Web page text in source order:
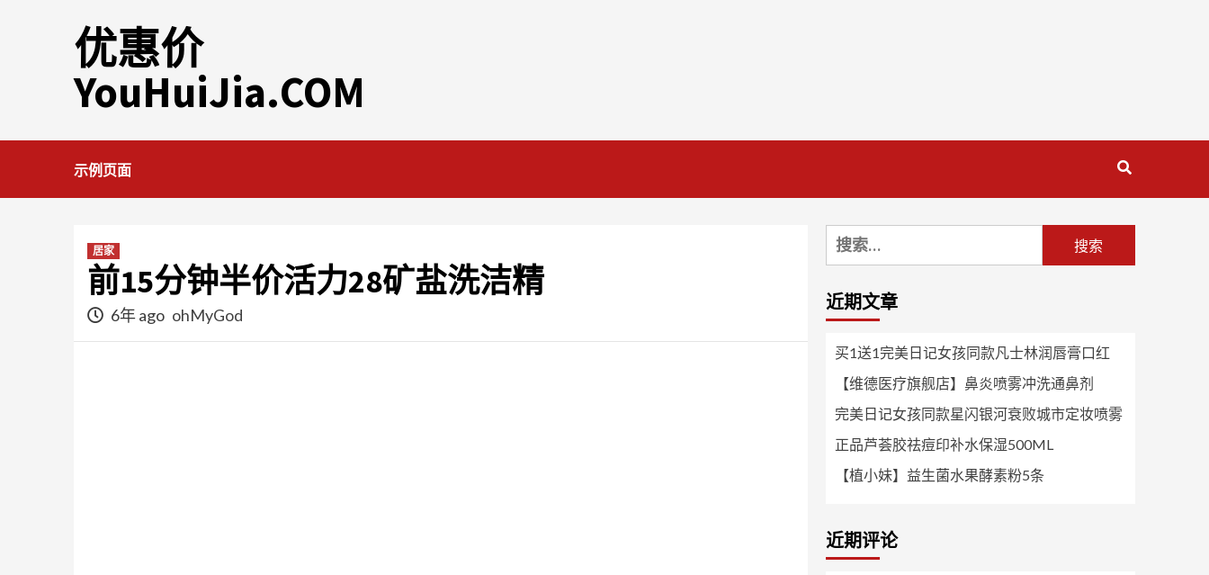
优惠价
YouHuiJia.COM
示例页面
居家
前15分钟半价活力28矿盐洗洁精
6年 ago ohMyGod
搜
索：
近期文章
买1送1完美日记女孩同款凡士林润唇膏口红
【维德医疗旗舰店】鼻炎喷雾冲洗通鼻剂
完美日记女孩同款星闪银河衰败城市定妆喷雾
正品芦荟胶祛痘印补水保湿500ML
【植小妹】益生菌水果酵素粉5条
近期评论